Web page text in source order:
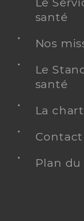
santé
Nos
Le
santé
La
Contact
Plan du